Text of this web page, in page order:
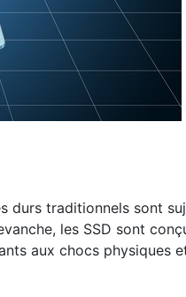
traditionnels sont
les SSD sont
aux chocs physiques